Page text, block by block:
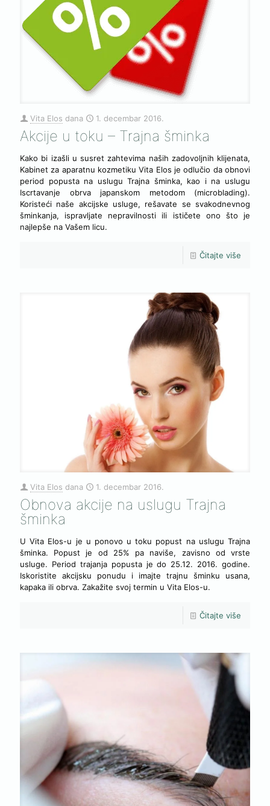
Vita Elos dana 1. decembar 2016.
Akcije u toku – Trajna šminka
Kako bi izašli u susret zahtevima naših zadovoljnih klijenata,
Kabinet za aparatnu kozmetiku Vita Elos je odlučio da obnovi
period popusta na uslugu Trajna šminka, kao i na uslugu
Iscrtavanje obrva japanskom metodom (microblading).
Koristeći naše akcijske usluge, rešavate se svakodnevnog
šminkanja, ispravljate nepravilnosti ili ističete ono što je
najlepše na Vašem licu.
Čitajte više
Vita Elos dana 1. decembar 2016.
Obnova akcije na uslugu Trajna
šminka
U Vita Elos-u je u ponovo u toku popust na uslugu Trajna
šminka. Popust je od 25% pa naviše, zavisno od vrste
usluge. Period trajanja popusta je do 25.12. 2016. godine.
Iskoristite akcijsku ponudu i imajte trajnu šminku usana,
kapaka ili obrva. Zakažite svoj termin u Vita Elos-u.
Čitajte više